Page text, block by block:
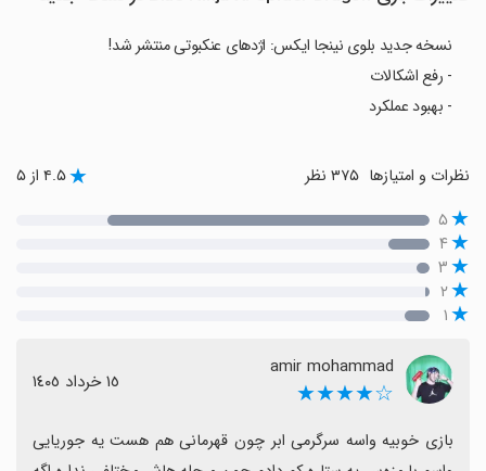
نسخه جدید بلوی نینجا ایکس: اژدهای عنکبوتی منتشر شد!
- رفع اشکالات
- بهبود عملکرد
نظرات و امتیازها ۴.۵ از ۵
۵
۴
۳
۲
۱
amir mohammad
☆★★★★ ١٥ خرداد ١٤٠٥